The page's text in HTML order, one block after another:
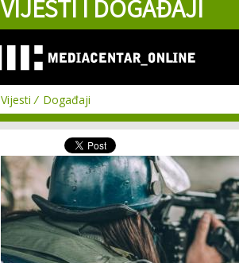
VIJESTI I DOGAĐAJI
Vijesti Događaji